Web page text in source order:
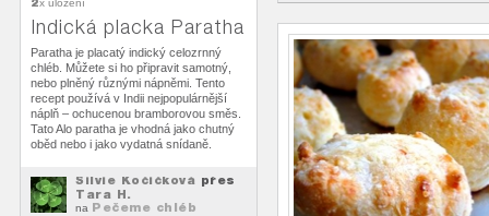
x uložení
Indická placka Paratha
Paratha je placatý indický celozrnný
chléb. Můžete si ho připravit samotný,
nebo plněný různými nápněmi. Tento
recept používá v Indii nejpopulárnější
náplň – ochucenou bramborovou směs.
Tato Alo paratha je vhodná jako chutný
oběd nebo i jako vydatná snídaně.
Silvie Kočičková přes
Tara H.
na Pečeme chléb